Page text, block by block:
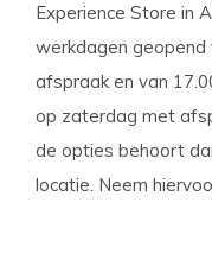
Experience Store in
werkdagen geopend
afspraak en van
op zaterdag met
de opties behoort
locatie. Neem